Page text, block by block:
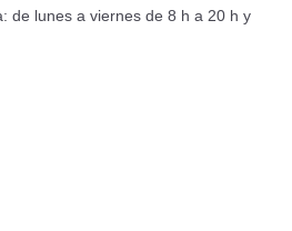
de lunes a viernes de 8 h a 20 h y